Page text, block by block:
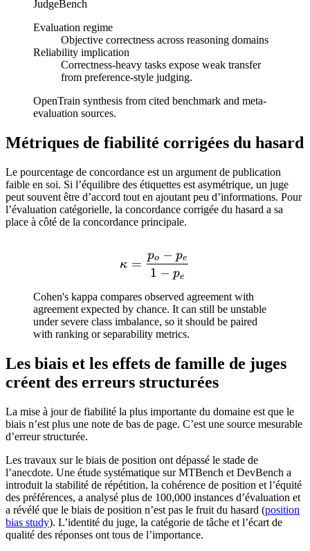
JudgeBench
Evaluation regime
Objective correctness across reasoning domains
Reliability implication
Correctness-heavy tasks expose weak transfer
from preference-style judging.
OpenTrain synthesis from cited benchmark and meta-
evaluation sources.
Métriques de fiabilité corrigées du hasard
Le pourcentage de concordance est un argument de publication
faible en soi. Si l’équilibre des étiquettes est asymétrique, un juge
peut souvent être d’accord tout en ajoutant peu d’informations. Pour
l’évaluation catégorielle, la concordance corrigée du hasard a sa
place à côté de la concordance principale.
\kappa = \frac{p_o -
κ =
1 − pe
po − pe
Cohen's kappa compares observed agreement with
agreement expected by chance. It can still be unstable
under severe class imbalance, so it should be paired
with ranking or separability metrics.
Les biais et les effets de famille de juges
créent des erreurs structurées
La mise à jour de fiabilité la plus importante du domaine est que le
biais n’est plus une note de bas de page. C’est une source mesurable
d’erreur structurée.
Les travaux sur le biais de position ont dépassé le stade de
l’anecdote. Une étude systématique sur MTBench et DevBench a
introduit la stabilité de répétition, la cohérence de position et l’équité
des préférences, a analysé plus de 100,000 instances d’évaluation et
a révélé que le biais de position n’est pas le fruit du hasard (position
bias study). L’identité du juge, la catégorie de tâche et l’écart de
qualité des réponses ont tous de l’importance.